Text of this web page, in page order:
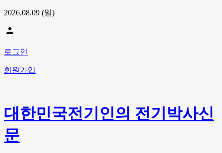
2026.08.09 (일)
person
로그인
회원가입
대한민국전기인의 전기박사신
문